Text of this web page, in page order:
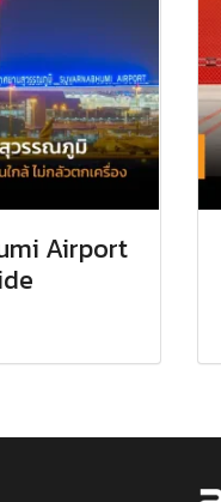
Airport